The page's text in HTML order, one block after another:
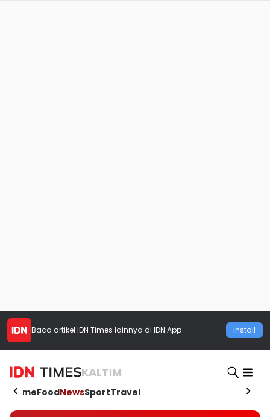
Baca artikel IDN Times lainnya di IDN App Install
KALTIM
HomeFoodNewsSportTravel